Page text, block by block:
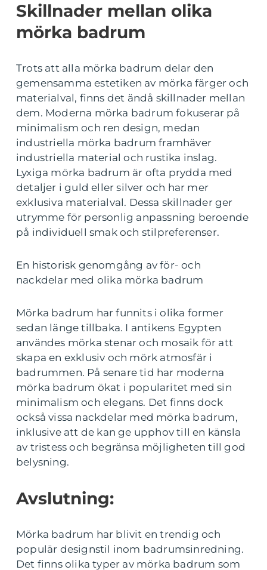
Skillnader mellan olika
mörka badrum
Trots att alla mörka badrum delar den
gemensamma estetiken av mörka färger och
materialval, finns det ändå skillnader mellan
dem. Moderna mörka badrum fokuserar på
minimalism och ren design, medan
industriella mörka badrum framhäver
industriella material och rustika inslag.
Lyxiga mörka badrum är ofta prydda med
detaljer i guld eller silver och har mer
exklusiva materialval. Dessa skillnader ger
utrymme för personlig anpassning beroende
på individuell smak och stilpreferenser.
En historisk genomgång av för- och
nackdelar med olika mörka badrum
Mörka badrum har funnits i olika former
sedan länge tillbaka. I antikens Egypten
användes mörka stenar och mosaik för att
skapa en exklusiv och mörk atmosfär i
badrummen. På senare tid har moderna
mörka badrum ökat i popularitet med sin
minimalism och elegans. Det finns dock
också vissa nackdelar med mörka badrum,
inklusive att de kan ge upphov till en känsla
av tristess och begränsa möjligheten till god
belysning.
Avslutning:
Mörka badrum har blivit en trendig och
populär designstil inom badrumsinredning.
Det finns olika typer av mörka badrum som